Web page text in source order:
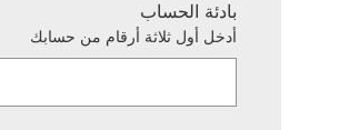
بادئة الحساب
أدخل أول ثلاثة أرقام من حسابك